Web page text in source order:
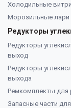
Холодильные
Морозильные лари
Редукторы
Редукторы
выход
Редукторы
выхода
Ремкомплекты для
Запасные части для